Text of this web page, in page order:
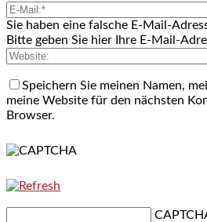
Sie haben eine falsche E-Mail-
Bitte geben Sie hier Ihre E-Mail-
Speichern Sie meinen Namen,
meine Website für den nächsten
Browser.